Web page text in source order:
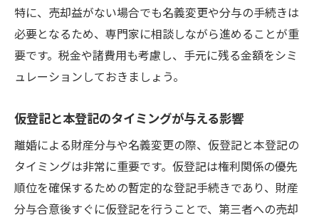
特に、売却益がない場合でも名義変更や分与の手続きは
必要となるため、専門家に相談しながら進めることが重
要です。税金や諸費用も考慮し、手元に残る金額をシミ
ュレーションしておきましょう。
仮登記と本登記のタイミングが与える影響
離婚による財産分与や名義変更の際、仮登記と本登記の
タイミングは非常に重要です。仮登記は権利関係の優先
順位を確保するための暫定的な登記手続きであり、財産
分与合意後すぐに仮登記を行うことで、第三者への売却